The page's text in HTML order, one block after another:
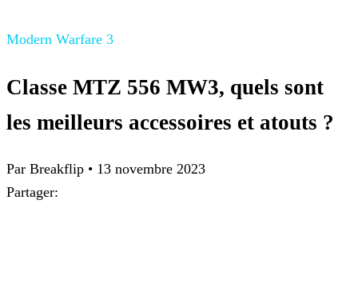
Modern Warfare 3
Classe MTZ 556 MW3, quels sont
les meilleurs accessoires et atouts ?
Par Breakflip • 13 novembre 2023
Partager: